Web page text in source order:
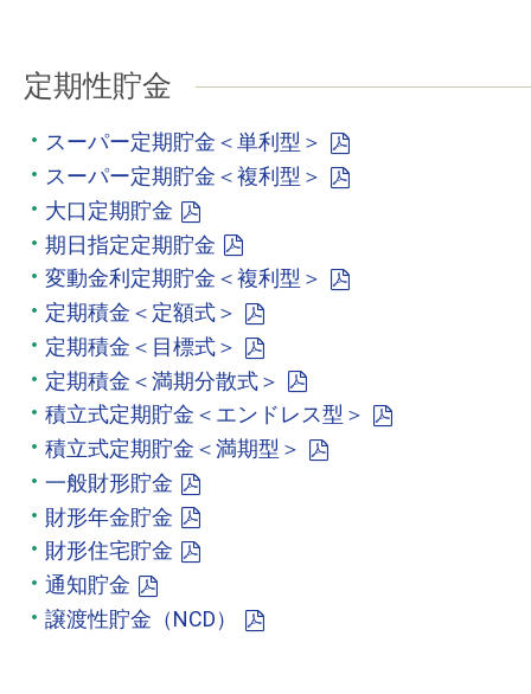
定期性貯金
スーパー定期貯金＜単利型＞
スーパー定期貯金＜複利型＞
大口定期貯金
期日指定定期貯金
変動金利定期貯金＜複利型＞
定期積金＜定額式＞
定期積金＜目標式＞
定期積金＜満期分散式＞
積立式定期貯金＜エンドレス型＞
積立式定期貯金＜満期型＞
一般財形貯金
財形年金貯金
財形住宅貯金
通知貯金
譲渡性貯金（NCD）